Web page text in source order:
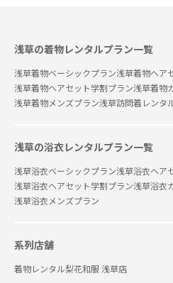
浅草の着物レンタルプラン一覧
浅草着物ベーシックプラン浅草着物ヘア
浅草着物ヘアセット学割プラン浅草着物
浅草着物メンズプラン浅草訪問着レンタ
浅草の浴衣レンタルプラン一覧
浅草浴衣ベーシックプラン浅草浴衣ヘア
浅草浴衣ヘアセット学割プラン浅草浴衣
浅草浴衣メンズプラン
系列店舗
着物レンタル梨花和服 浅草店